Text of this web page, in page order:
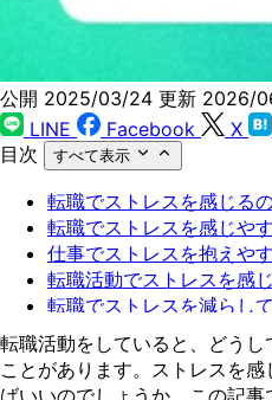
公開 2025/03/24 更新 2026/
LINE
Facebook X
目次
すべて表示
転職でストレスを感じる
転職でストレスを感じや
仕事でストレスを抱えや
転職活動でストレスを感
転職でストレスを減らし
には？
転職エージェントの利用
Zキャリアでストレスフ
転職活動をしていると、どう
ことがあります。ストレスを
ばいいのでしょうか。この記